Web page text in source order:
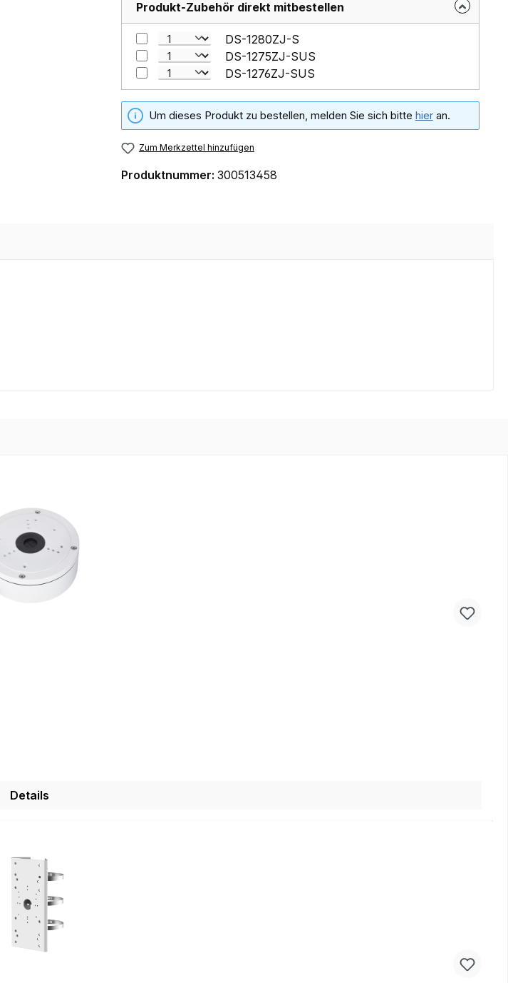
Produkt-Zubehör direkt mitbestellen
DS-1280ZJ-S
DS-1275ZJ-SUS
DS-1276ZJ-SUS
Um dieses Produkt zu bestellen, melden Sie sich bitte hieran.
Zum Merkzettel hinzufügen
Produktnummer: 300513458
Details